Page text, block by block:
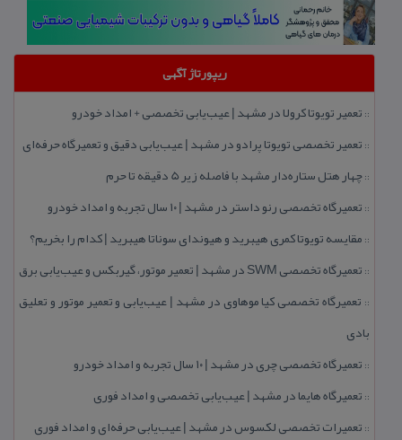
ریپورتاژ آگهی
:: تعمیر تویوتا كرولا در مشهد | عیب‌یابی تخصصی + امداد خودرو
:: تعمیر تخصصی تویوتا پرادو در مشهد | عیب‌یابی دقیق و تعمیرگاه حرفه‌ای
::چهار هتل‌ ستاره‌دار مشهد با فاصله زیر 5 دقیقه تا حرم
:: تعمیرگاه تخصصی رنو داستر در مشهد | ۱۰ سال تجربه و امداد خودرو
:: مقایسه تویوتا كمری هیبرید و هیوندای سوناتا هیبرید | كدام را بخریم؟
:: تعمیرگاه تخصصی SWM در مشهد | تعمیر موتور، گیربكس و عیب‌یابی برق
:: تعمیرگاه تخصصی كیا موهاوی در مشهد | عیب‌یابی و تعمیر موتور و تعلیق
بادی
:: تعمیرگاه تخصصی چری در مشهد | ۱۰ سال تجربه و امداد خودرو
:: تعمیرگاه هایما در مشهد | عیب‌یابی تخصصی و امداد فوری
:: تعمیرات تخصصی لكسوس در مشهد | عیب‌یابی حرفه‌ای و امداد فوری